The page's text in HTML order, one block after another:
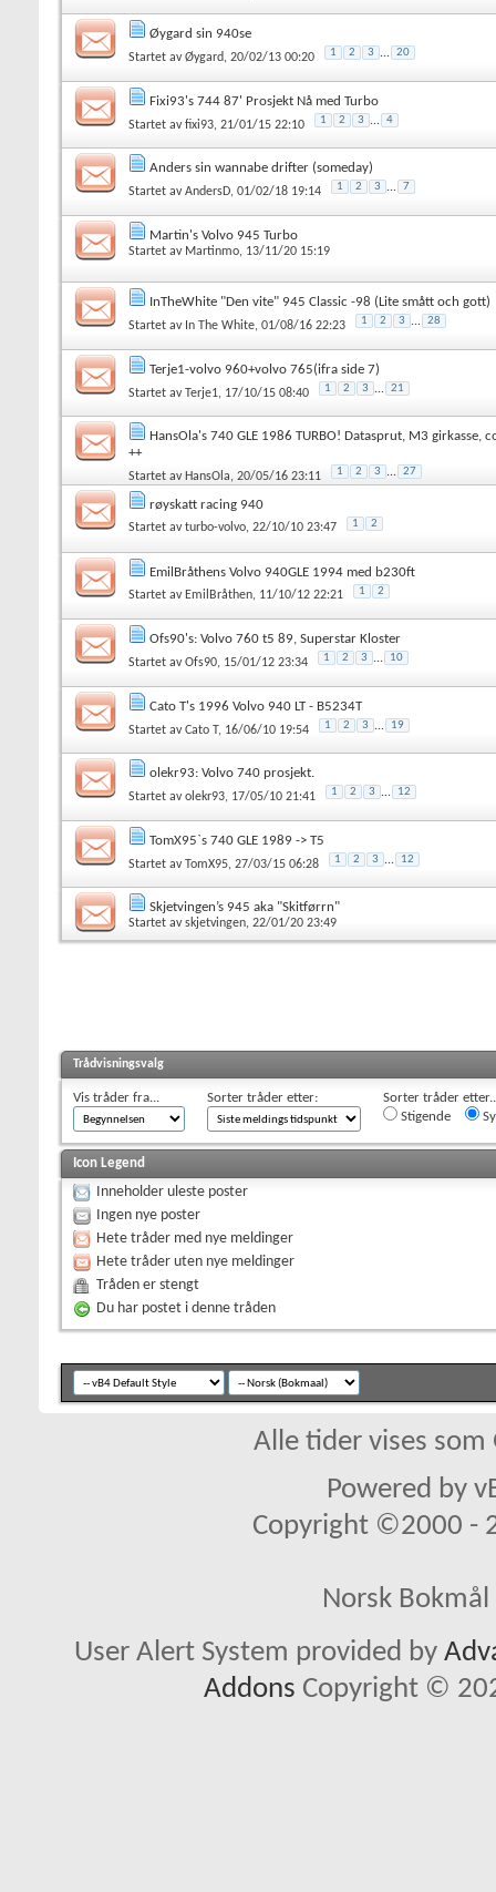
Øygard sin 940se
Startet avØygard, 20/02/13 00:20 1 2 3 ... 20
Fixi93's 744 87' Prosjekt Nå med Turbo
Startet avfixi93, 21/01/15 22:10 1 2 3 ... 4
Anders sin wannabe drifter (someday)
Startet avAndersD, 01/02/18 19:14 1 2 3 ... 7
Martin's Volvo 945 Turbo
Startet av Martinmo, 13/11/20 15:19
InTheWhite "Den vite" 945 Classic -98 (Lite smått och gott)
Startet av In The White, 01/08/16 22:23 1 2 3 ... 28
Terje1-volvo 960+volvo 765(ifra side 7)
Startet avTerje1, 17/10/15 08:40 1 2 3 ... 21
HansOla's 740 GLE 1986 TURBO! Datasprut, M3 girkasse,
++
Startet av HansOla, 20/05/16 23:11 1 2 3 ... 27
røyskatt racing 940
Startet avturbo-volvo, 22/10/10 23:47 1 2
EmilBråthens Volvo 940GLE 1994 med b230ft
Startet av EmilBråthen, 11/10/12 22:21 1 2
Ofs90's: Volvo 760 t5 89, Superstar Kloster
Startet avOfs90, 15/01/12 23:34 1 2 3 ... 10
Cato T's 1996 Volvo 940 LT - B5234T
Startet avCato T, 16/06/10 19:54 1 2 3 ... 19
olekr93: Volvo 740 prosjekt.
Startet avolekr93, 17/05/10 21:41 1 2 3 ... 12
TomX95`s 740 GLE 1989 -> T5
Startet avTomX95, 27/03/15 06:28 1 2 3 ... 12
Skjetvingen’s 945 aka "Skitførrn"
Startet avskjetvingen, 22/01/20 23:49
Trådvisningsvalg
Vis tråder fra... Sorter tråder etter:
Sorter tråder
Stigende
Icon Legend
Inneholder uleste poster
Ingen nye poster
Hete tråder med nye meldinger
Hete tråder uten nye meldinger
Tråden er stengt
Du har postet i denne tråden
Alle tider vises som
Powered by
Copyright ©2000 -
Norsk
User Alert System provided by
Addons Copyright ©